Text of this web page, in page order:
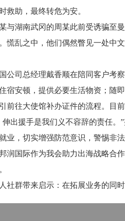
救助，最终转危为安。
与湖南武冈的周某此前受诱骗至
慌乱之中，他们偶然瞥见一处中
国公司总经理戴香顺在陪同客户
宿安顿，提供必要生活物资；随
前往大使馆补办证件的流程。目
出援手是我们义不容辞的责任
业，切实增强防范意识，警惕非
润国际作为我会助力出海战略合
社群带来启示：在拓展业务的同